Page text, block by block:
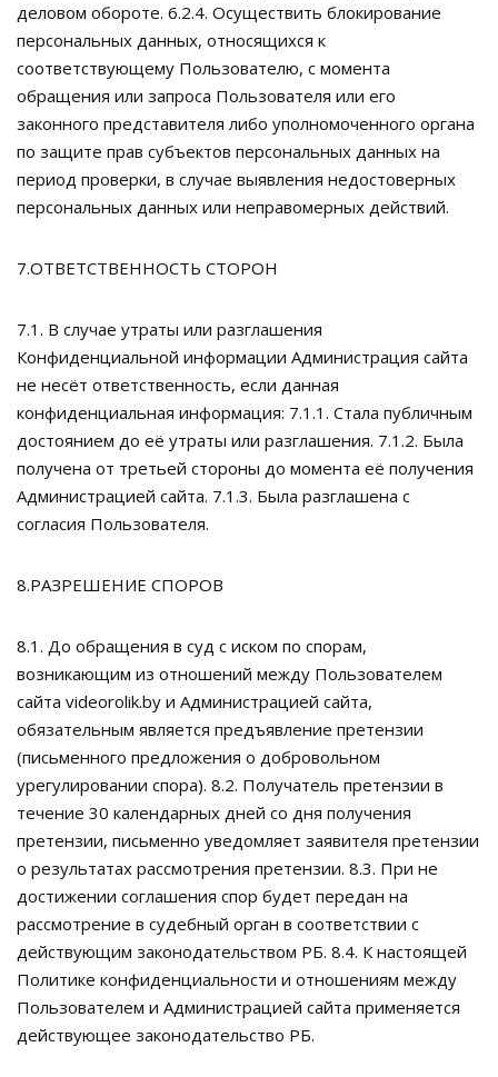
деловом обороте. 6.2.4. Осуществить блокирование
персональных данных, относящихся к
соответствующему Пользователю, с момента
обращения или запроса Пользователя или его
законного представителя либо уполномоченного органа
по защите прав субъектов персональных данных на
период проверки, в случае выявления недостоверных
персональных данных или неправомерных действий.
7.ОТВЕТСТВЕННОСТЬ СТОРОН
7.1. В случае утраты или разглашения
Конфиденциальной информации Администрация сайта
не несёт ответственность, если данная
конфиденциальная информация: 7.1.1. Стала публичным
достоянием до её утраты или разглашения. 7.1.2. Была
получена от третьей стороны до момента её получения
Администрацией сайта. 7.1.3. Была разглашена с
согласия Пользователя.
8.РАЗРЕШЕНИЕ СПОРОВ
8.1. До обращения в суд с иском по спорам,
возникающим из отношений между Пользователем
сайта videorolik.by и Администрацией сайта,
обязательным является предъявление претензии
(письменного предложения о добровольном
урегулировании спора). 8.2. Получатель претензии в
течение 30 календарных дней со дня получения
претензии, письменно уведомляет заявителя претензии
о результатах рассмотрения претензии. 8.3. При не
достижении соглашения спор будет передан на
рассмотрение в судебный орган в соответствии с
действующим законодательством РБ. 8.4. К настоящей
Политике конфиденциальности и отношениям между
Пользователем и Администрацией сайта применяется
действующее законодательство РБ.